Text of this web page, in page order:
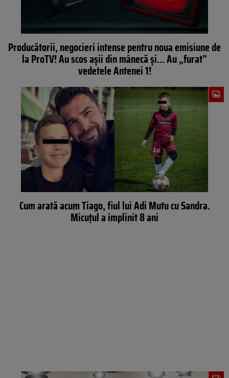
Producătorii, negocieri intense pentru noua emisiune de
la ProTV! Au scos aşii din mânecă şi… Au „furat”
vedetele Antenei 1!
Cum arată acum Tiago, fiul lui Adi Mutu cu Sandra.
Micuțul a împlinit 8 ani